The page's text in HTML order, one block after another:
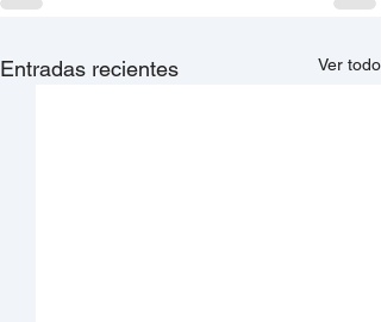
Entradas recientes Ver todo